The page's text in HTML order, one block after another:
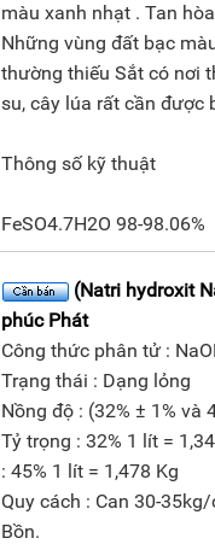
màu xanh nhạt . Tan
Những vùng đất bạc
thường thiếu Sắt có nơi
su, cây lúa rất cần được
Thông số kỹ thuật
FeSO4.7H2O 98-98.06%
(Natri hydroxit
phúc Phát
Công thức phân tử :
Trạng thái : Dạng lỏng
Nồng độ : (32% ± 1% và
Tỷ trọng : 32% 1 lít =
: 45% 1 lít = 1,478 Kg
Quy cách : Can 30-
Bồn.